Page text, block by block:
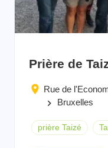
Prière de
Rue de
keyboard_arrow_right Bruxelles
prière Taizé